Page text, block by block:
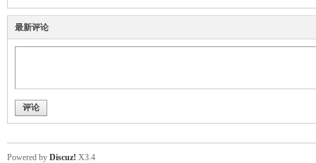
最新评论
评论
Powered by Discuz! X3.4